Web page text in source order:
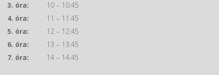
3. óra: 10 – 10.45
4. óra: 11 – 11.45
5. óra: 12 – 12.45
6. óra: 13 – 13.45
7. óra: 14 – 14.45